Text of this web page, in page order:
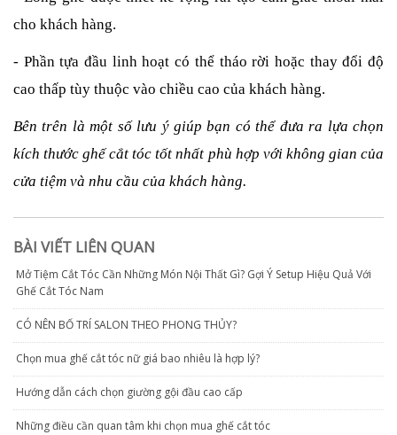
cho khách hàng.
- Phần tựa đầu linh hoạt có thể tháo rời hoặc thay đổi độ
cao thấp tùy thuộc vào chiều cao của khách hàng.
Bên trên là một số lưu ý giúp bạn có thể đưa ra lựa chọn
kích thước ghế cắt tóc tốt nhất phù hợp với không gian của
cửa tiệm và nhu cầu của khách hàng.
BÀI VIẾT LIÊN QUAN
Mở Tiệm Cắt Tóc Cần Những Món Nội Thất Gì? Gợi Ý Setup Hiệu Quả Với
Ghế Cắt Tóc Nam
CÓ NÊN BỐ TRÍ SALON THEO PHONG THỦY?
Chọn mua ghế cắt tóc nữ giá bao nhiêu là hợp lý?
Hướng dẫn cách chọn giường gội đầu cao cấp
Những điều cần quan tâm khi chọn mua ghế cắt tóc